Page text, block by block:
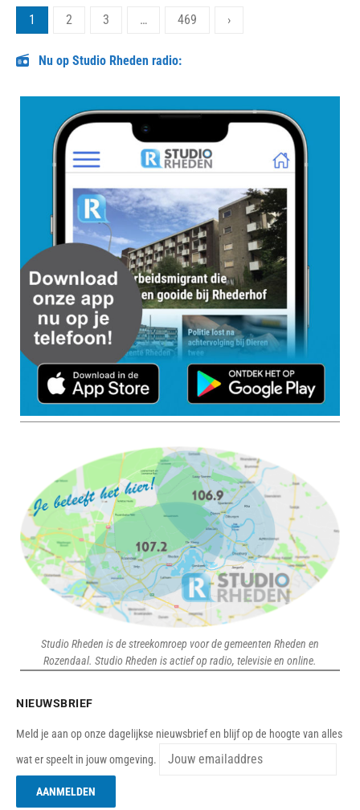
Berichten
1 2 3 … 469 ›
Nu op Studio Rheden radio:
Studio Rheden is de streekomroep voor de gemeenten Rheden en
Rozendaal. Studio Rheden is actief op radio, televisie en online.
NIEUWSBRIEF
Meld je aan op onze dagelijkse nieuwsbrief en blijf op de hoogte van alles
wat er speelt in jouw omgeving.